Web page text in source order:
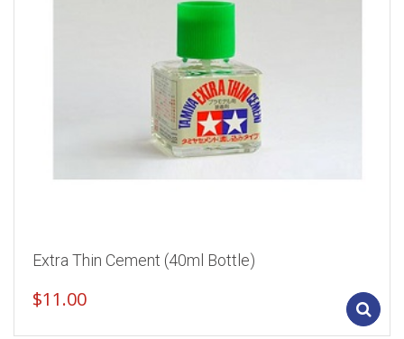
Extra Thin Cement (40ml Bottle)
$11.00